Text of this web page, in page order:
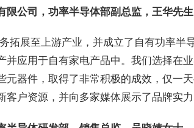
限公司，功率半导体部副总监，王华先生
拓展至上游产业，并成立了自有功率半
并应用于自有家电产品中。我们选择在
元器件，取得了非常积极的成效，仅一
客户资源，并向多家媒体展示了品牌实力